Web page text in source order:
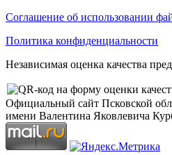
Соглашение об использовании
Политика конфиденциальности
Независимая оценка качества
Официальный сайт Псковской
имени Валентина Яковлевича